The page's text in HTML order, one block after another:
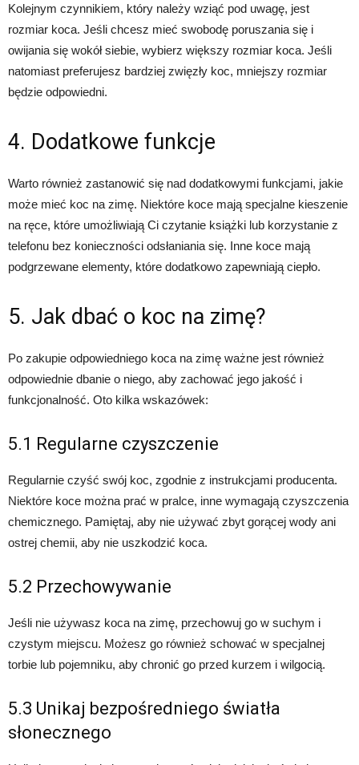
Kolejnym czynnikiem, który należy wziąć pod uwagę, jest
rozmiar koca. Jeśli chcesz mieć swobodę poruszania się i
owijania się wokół siebie, wybierz większy rozmiar koca. Jeśli
natomiast preferujesz bardziej zwięzły koc, mniejszy rozmiar
będzie odpowiedni.
4. Dodatkowe funkcje
Warto również zastanowić się nad dodatkowymi funkcjami, jakie
może mieć koc na zimę. Niektóre koce mają specjalne kieszenie
na ręce, które umożliwiają Ci czytanie książki lub korzystanie z
telefonu bez konieczności odsłaniania się. Inne koce mają
podgrzewane elementy, które dodatkowo zapewniają ciepło.
5. Jak dbać o koc na zimę?
Po zakupie odpowiedniego koca na zimę ważne jest również
odpowiednie dbanie o niego, aby zachować jego jakość i
funkcjonalność. Oto kilka wskazówek:
5.1 Regularne czyszczenie
Regularnie czyść swój koc, zgodnie z instrukcjami producenta.
Niektóre koce można prać w pralce, inne wymagają czyszczenia
chemicznego. Pamiętaj, aby nie używać zbyt gorącej wody ani
ostrej chemii, aby nie uszkodzić koca.
5.2 Przechowywanie
Jeśli nie używasz koca na zimę, przechowuj go w suchym i
czystym miejscu. Możesz go również schować w specjalnej
torbie lub pojemniku, aby chronić go przed kurzem i wilgocią.
5.3 Unikaj bezpośredniego światła
słonecznego